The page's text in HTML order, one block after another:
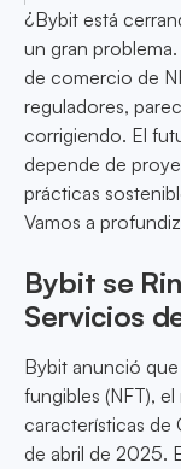
¿Bybit está
un gran
de comercio de
reguladores,
corrigiendo. El
depende de
prácticas
Vamos a
Bybit se
Servicios
Bybit anunció
fungibles (NFT),
características de
de abril de 2025.